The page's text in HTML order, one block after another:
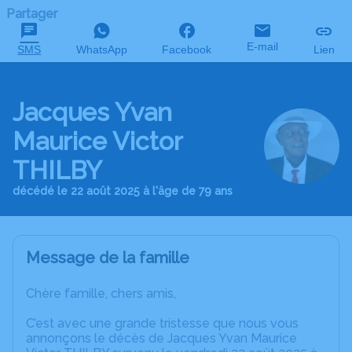
Partager
SMS WhatsApp Facebook E-mail Lien
Jacques Yvan
Maurice Victor
THILBY
décédé le 22 août 2025 à l'âge de 79 ans
Message de la famille
Chère famille, chers amis,
C’est avec une grande tristesse que nous vous
annonçons le décès de Jacques Yvan Maurice